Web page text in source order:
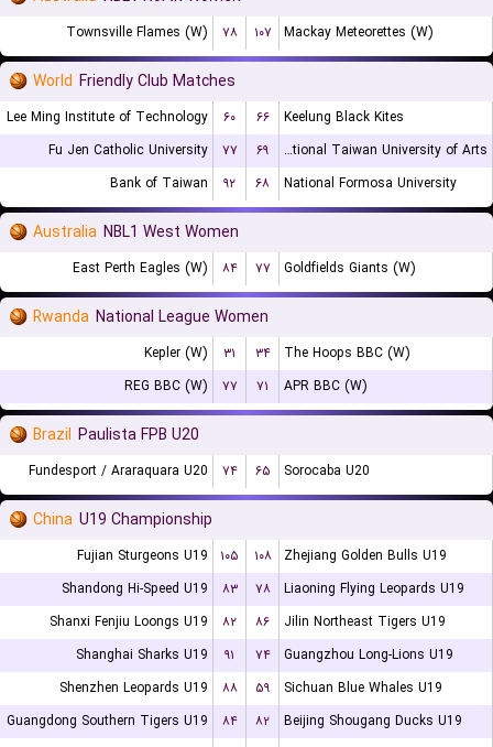
Townsville Flames (W) ۷۸ ۱۰۷ Mackay Meteorettes (W)
World Friendly Club Matches
Lee Ming Institute of Technology ۶۰ ۶۶
Keelung Black Kites
Fu Jen Catholic University
۷۷ ۶۹
National Taiwan University of Arts
Bank of Taiwan
۹۲ ۶۸ National Formosa University
Australia NBL1 West Women
East Perth Eagles (W) ۸۴ ۷۷ Goldfields Giants (W)
Rwanda National League Women
Kepler (W) ۳۱ ۳۴
The Hoops BBC (W)
REG BBC (W)
۷۷ ۷۱ APR BBC (W)
Brazil Paulista FPB U20
Fundesport / Araraquara U20 ۷۴ ۶۵ Sorocaba U20
China U19 Championship
Fujian Sturgeons U19 ۱۰۵ ۱۰۸
Zhejiang Golden Bulls U19
Shandong Hi-Speed U19
۸۳ ۷۸
Liaoning Flying Leopards U19
Shanxi Fenjiu Loongs U19
۸۲ ۸۶
Jilin Northeast Tigers U19
Shanghai Sharks U19
۹۱ ۷۴
Guangzhou Long-Lions U19
Shenzhen Leopards U19
۸۸ ۵۹
Sichuan Blue Whales U19
Guangdong Southern Tigers U19
۸۴ ۸۲
Beijing Shougang Ducks U19